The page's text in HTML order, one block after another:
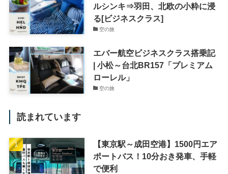
ルシンキ⇒羽田、北欧の小粋に浸
る[ビジネスクラス]
空の旅
エバー航空ビジネスクラス搭乗記
| 小松～台北BR157「プレミアム
ローレル」
空の旅
読まれています
【東京駅～成田空港】1500円エア
ポートバス！10分おき発車、手軽
で便利